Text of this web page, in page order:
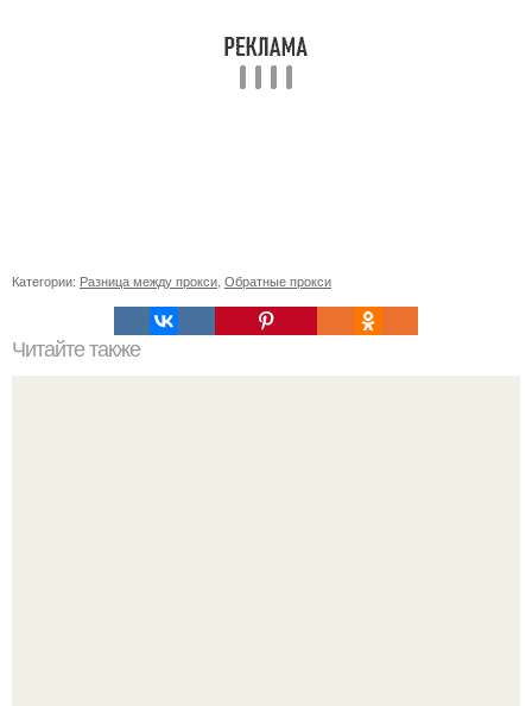
Категории: Разница между прокси Обратные прокси
Читайте также